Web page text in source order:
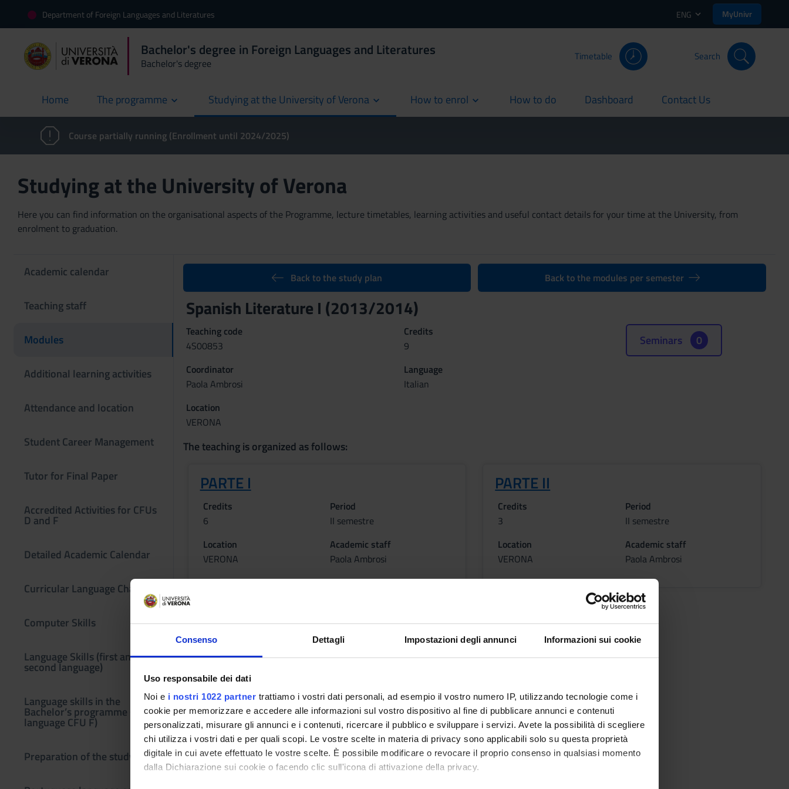
Consenso Dettagli Impostazioni degli annunci Informazioni sui cookie
Uso responsabile dei dati
Noi e i nostri 1022 partner trattiamo i vostri dati personali, ad esempio il vostro numero IP, utilizzando tecnologie come i
cookie per memorizzare e accedere alle informazioni sul vostro dispositivo al fine di pubblicare annunci e contenuti
personalizzati, misurare gli annunci e i contenuti, ricercare il pubblico e sviluppare i servizi. Avete la possibilità di scegliere
chi utilizza i vostri dati e per quali scopi. Le vostre scelte in materia di privacy sono applicabili solo su questa proprietà
digitale in cui avete effettuato le vostre scelte. È possibile modificare o revocare il proprio consenso in qualsiasi momento
dalla Dichiarazione sui cookie o facendo clic sull'icona di attivazione della privacy.
Department of Foreign Languages and Literatures ENG MyUnivr
Bachelor's degree in Foreign Languages and Literatures
Bachelor's degree
Timetable Search
Home
current The programme Studying at the University of Verona How to enrol How to do
current Dashboard
current Contact Us
current
Course partially running (Enrollment until 2024/2025)
Studying at the University of Verona
Here you can find information on the organisational aspects of the Programme, lecture timetables, learning activities and useful contact details for your time at the University, from
enrolment to graduation.
Academic calendar
Teaching staff
Modules
Additional learning activities
Attendance and location
Student Career Management
Tutor for Final Paper
Accredited Activities for CFUs
D and F
Detailed Academic Calendar
Curricular Language Change
Computer Skills
Language Skills (first and
second language)
Language skills in the
Bachelor’s programme (third
language CFU F)
Preparation of the study plan
Back to the study plan Back to the modules per semester
Spanish Literature I (2013/2014)
Teaching code
4S00853
Credits
9
Coordinator
Paola Ambrosi
Language
Italian
Location
VERONA
Seminars 0
The teaching is organized as follows:
PARTE I
Credits
6
Period
II semestre
Location
VERONA
Academic staff
Paola Ambrosi
PARTE II
Credits
3
Period
II semestre
Location
VERONA
Academic staff
Paola Ambrosi